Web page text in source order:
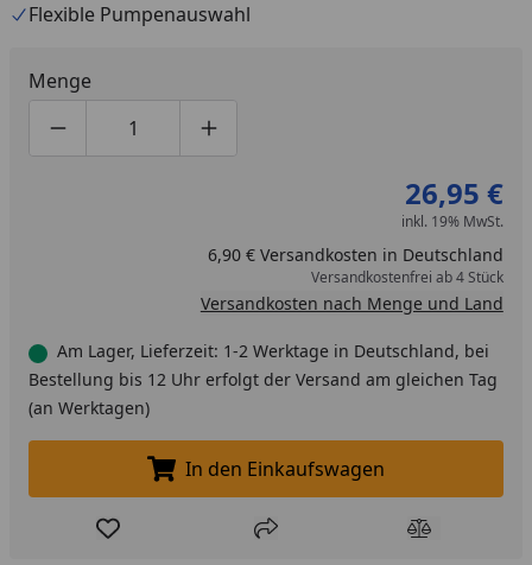
vergleichsweise dezent. Er ist geeignet für den
Flexible Pumpenauswahl
Menge
Produktmenge um eins verringern
Produktmenge manuell eingeben
Produktmenge um eins erhöhen
26,95 €
inkl. 19% MwSt.
6,90 € Versandkosten in Deutschland
Versandkostenfrei ab 4 Stück
Versandkosten nach Menge und Land
Am Lager, Lieferzeit: 1-2 Werktage in Deutschland, bei
Bestellung bis 12 Uhr erfolgt der Versand am gleichen Tag
(an Werktagen)
In den Einkaufswagen legen
In den Einkaufswagen
Produkt zur Wunschliste hinzufügen
Teilen Produkt